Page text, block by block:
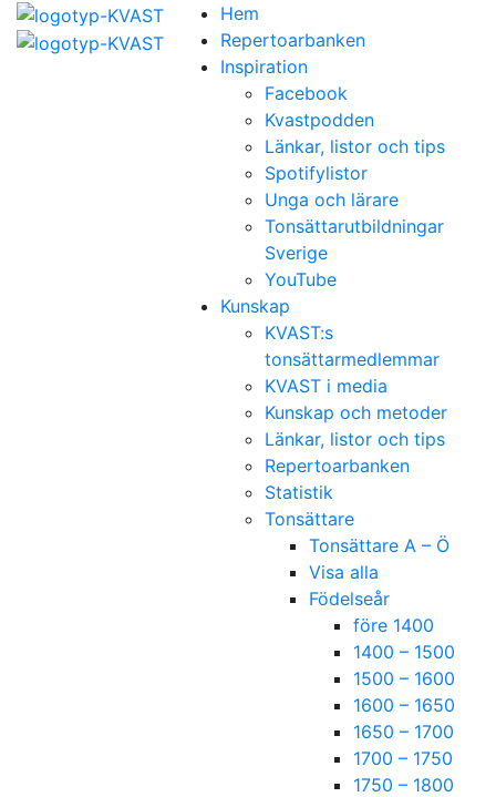
Hem
Repertoarbanken
Inspiration
Facebook
Kvastpodden
Länkar, listor och tips
Spotifylistor
Unga och lärare
Tonsättarutbildningar
Sverige
YouTube
Kunskap
KVAST:s
tonsättarmedlemmar
KVAST i media
Kunskap och metoder
Länkar, listor och tips
Repertoarbanken
Statistik
Tonsättare
Tonsättare A – Ö
Visa alla
Födelseår
före 1400
1400 – 1500
1500 – 1600
1600 – 1650
1650 – 1700
1700 – 1750
1750 – 1800